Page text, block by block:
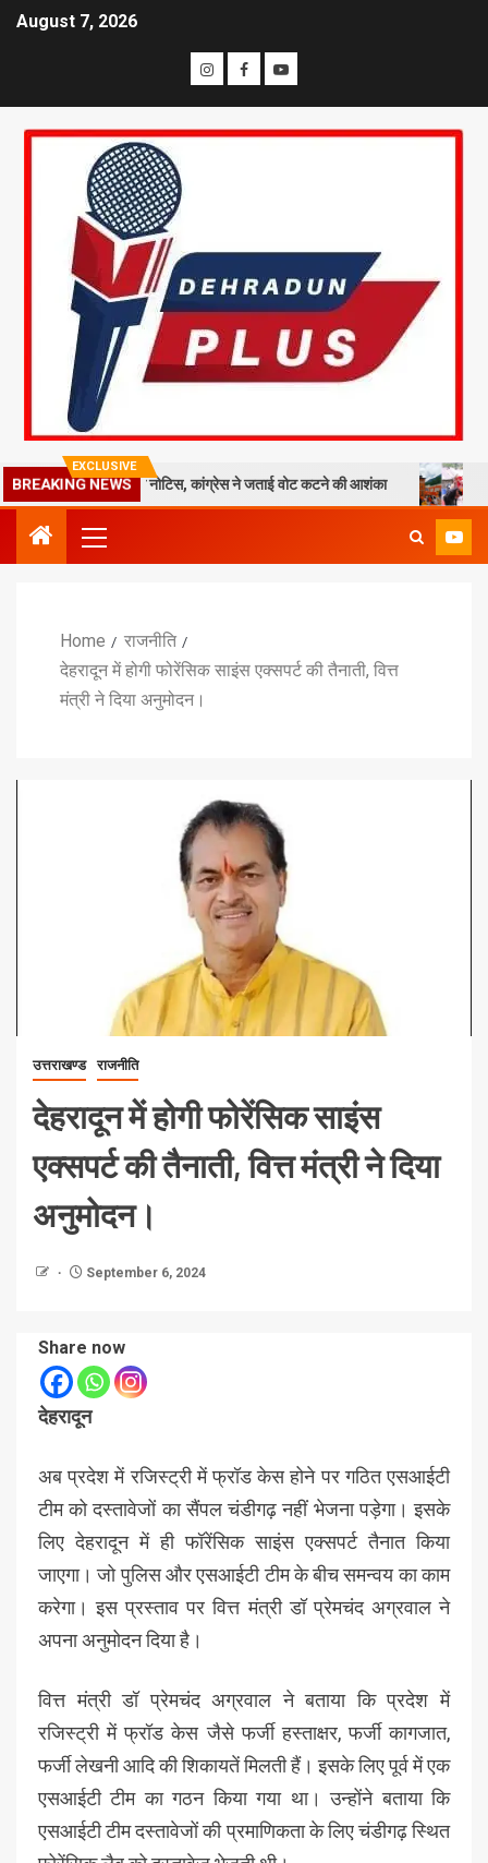
August 7, 2026
EXCLUSIVE
BREAKING NEWS
मतदाताओं को नोटिस, कांग्रेस ने जताई वोट कटने की आशंका धराली
Home
राजनीति
देहरादून में होगी फोरेंसिक साइंस एक्सपर्ट की तैनाती, वित्त
मंत्री ने दिया अनुमोदन।
उत्तराखण्ड राजनीति
देहरादून में होगी फोरेंसिक साइंस
एक्सपर्ट की तैनाती, वित्त मंत्री ने दिया
अनुमोदन।
September 6, 2024
Share now
देहरादून
अब प्रदेश में रजिस्ट्री में फ्रॉड केस होने पर गठित एसआईटी
टीम को दस्तावेजों का सैंपल चंडीगढ़ नहीं भेजना पड़ेगा। इसके
लिए देहरादून में ही फॉरेंसिक साइंस एक्सपर्ट तैनात किया
जाएगा। जो पुलिस और एसआईटी टीम के बीच समन्वय का काम
करेगा। इस प्रस्ताव पर वित्त मंत्री डॉ प्रेमचंद अग्रवाल ने
अपना अनुमोदन दिया है।
वित्त मंत्री डॉ प्रेमचंद अग्रवाल ने बताया कि प्रदेश में
रजिस्ट्री में फ्रॉड केस जैसे फर्जी हस्ताक्षर, फर्जी कागजात,
फर्जी लेखनी आदि की शिकायतें मिलती हैं। इसके लिए पूर्व में एक
एसआईटी टीम का गठन किया गया था। उन्होंने बताया कि
एसआईटी टीम दस्तावेजों की प्रमाणिकता के लिए चंडीगढ़ स्थित